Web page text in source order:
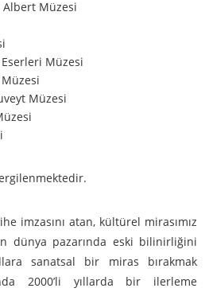
Albert Müzesi
Müzesi
Müzesi
imzasını atan, kültürel mirasımız
dünya pazarında eski bilinirliğini
sanatsal bir miras bırakmak
2000’li yıllarda bir ilerleme